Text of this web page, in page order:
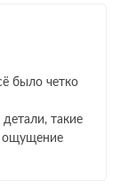
было четко
такие
ощущение